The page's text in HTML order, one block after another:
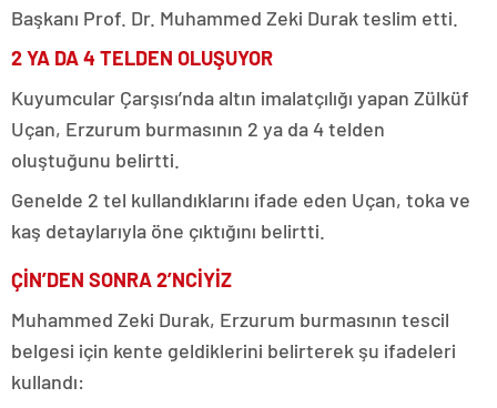
Başkanı Prof. Dr. Muhammed Zeki Durak teslim etti.
2 YA DA 4 TELDEN OLUŞUYOR
Kuyumcular Çarşısı’nda altın imalatçılığı yapan Zülküf
Uçan, Erzurum burmasının 2 ya da 4 telden
oluştuğunu belirtti.
Genelde 2 tel kullandıklarını ifade eden Uçan, toka ve
kaş detaylarıyla öne çıktığını belirtti.
ÇİN’DEN SONRA 2’NCİYİZ
Muhammed Zeki Durak, Erzurum burmasının tescil
belgesi için kente geldiklerini belirterek şu ifadeleri
kullandı: